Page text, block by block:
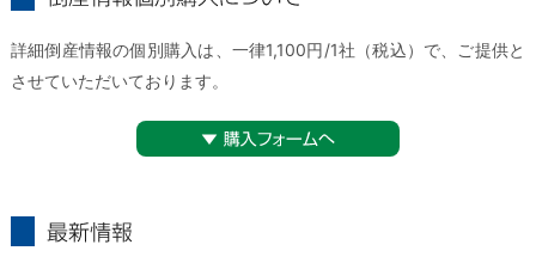
詳細倒産情報の個別購入は、一律1,100円/1社（税込）で、ご提供と
させていただいております。